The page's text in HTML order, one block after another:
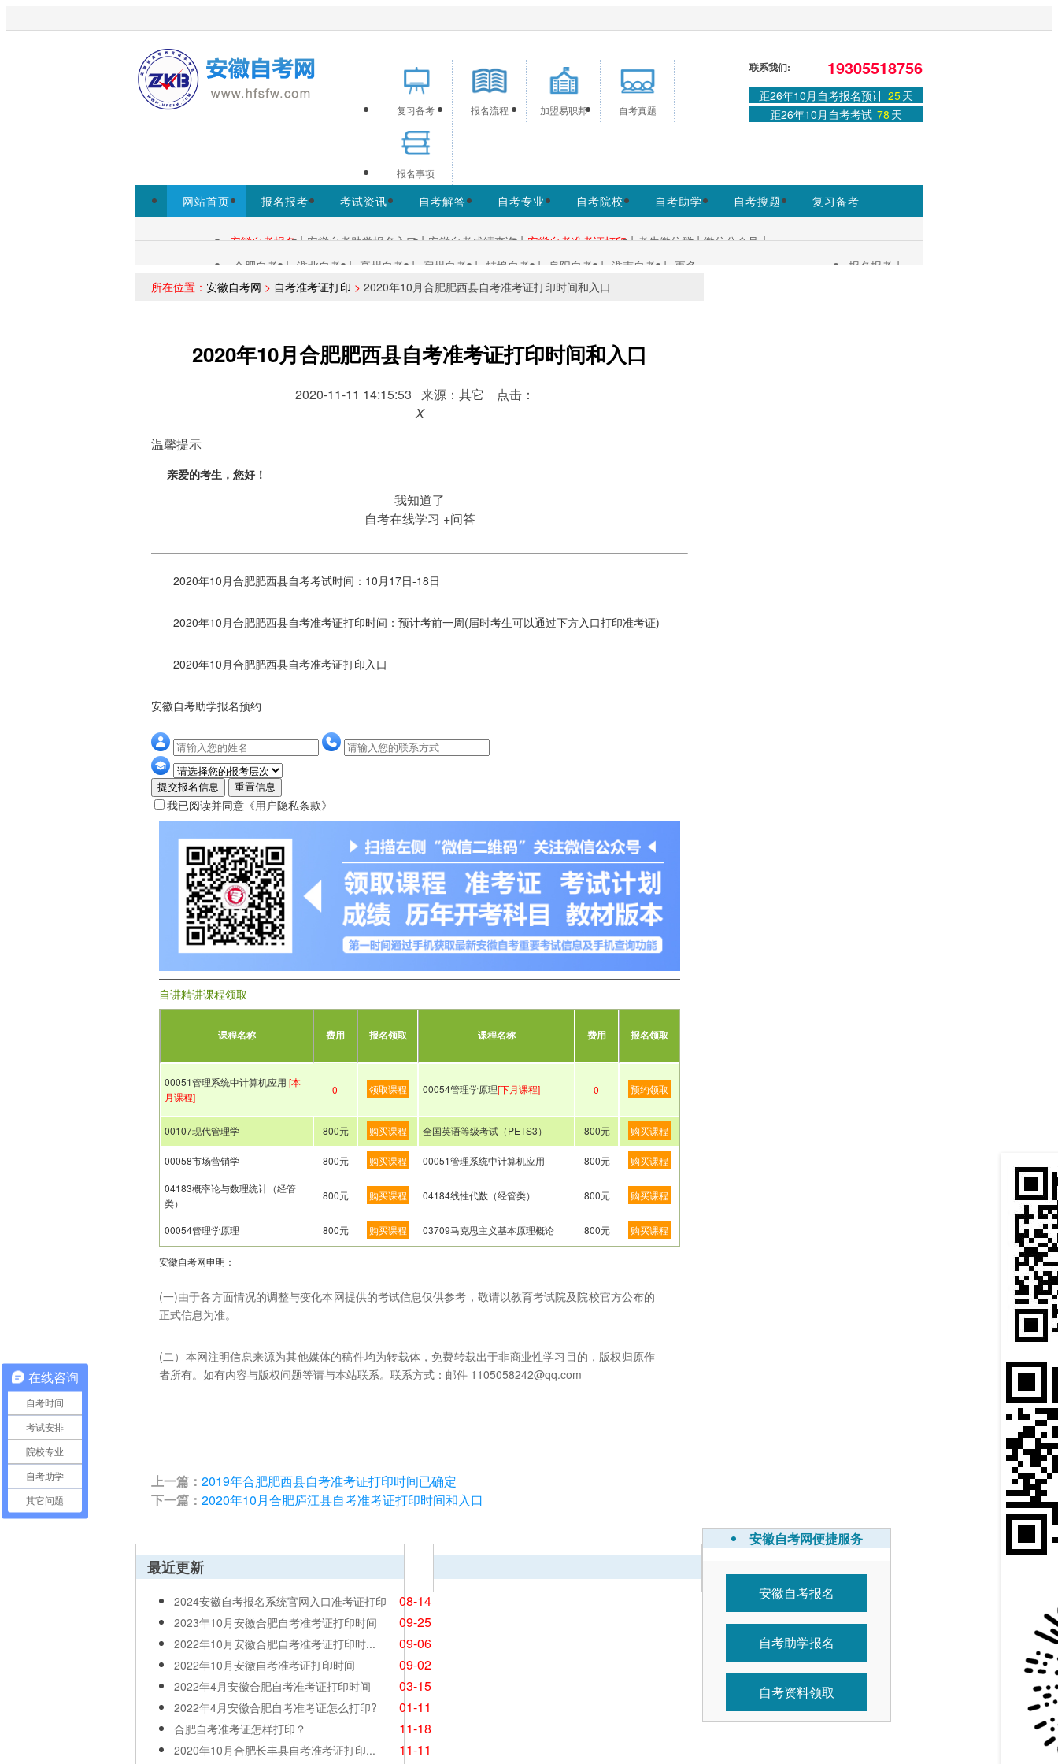
欢迎来到安徽自考网！为考生提供安徽自考信息服务，网站信息供学习交流使用，非政府官方网站，官方信息以安徽教育考试院
www.ahzsks.cn为准。
免费领取课程
免费课程
复习备考 报名流程 加盟易职邦 自考真题
报名事项
联系我们: 19305518756
距26年10月自考报名预计 25天
距26年10月自考考试 78 天
网站首页 报名报考 考试资讯 自考解答 自考专业 自考院校 自考助学 自考搜题
复习备考
安徽自考报名 | 安徽自考助学报名入口 | 安徽自考成绩查询 | 安徽自考准考证打印 | 考生微信群 | 微信公众号 |
各区自考：
合肥自考 | 淮北自考 | 亳州自考 | 宿州自考 | 蚌埠自考 | 阜阳自考 | 淮南自考 | 更多+
报名报考 |
所在位置： 安徽自考网 > 自考准考证打印 > 2020年10月合肥肥西县自考准考证打印时间和入口
2020年10月合肥肥西县自考准考证打印时间和入口
2020-11-11 14:15:53 来源：其它 点击：
X
温馨提示
亲爱的考生，您好！
我知道了
自考在线学习 +问答
2020年10月合肥肥西县自考考试时间：10月17日-18日
2020年10月合肥肥西县自考准考证打印时间：预计考前一周(届时考生可以通过下方入口打印准考证)
2020年10月合肥肥西县自考准考证打印入口
安徽自考助学报名预约
提交报名信息 重置信息
我已阅读并同意 《用户隐私条款》
自讲精讲课程领取
课程名称 费用 报名领取 课程名称 费用 报名领取
00051管理系统中计算机应用 [本
月课程]
0 领取课程 00054管理学原理[下月课程] 0 预约领取
00107现代管理学 800元 购买课程 全国英语等级考试（PETS3） 800元 购买课程
00058市场营销学 800元 购买课程 00051管理系统中计算机应用 800元 购买课程
04183概率论与数理统计（经管
类）
800元 购买课程 04184线性代数（经管类） 800元 购买课程
00054管理学原理 800元 购买课程 03709马克思主义基本原理概论 800元 购买课程
安徽自考网申明：
(一)由于各方面情况的调整与变化本网提供的考试信息仅供参考，敬请以教育考试院及院校官方公布的
正式信息为准。
(二）本网注明信息来源为其他媒体的稿件均为转载体，免费转载出于非商业性学习目的，版权归原作
者所有。如有内容与版权问题等请与本站联系。联系方式：邮件 1105058242@qq.com
上一篇： 2019年合肥肥西县自考准考证打印时间已确定
下一篇： 2020年10月合肥庐江县自考准考证打印时间和入口
最近更新
2024安徽自考报名系统官网入口准考证打印 08-14
2023年10月安徽合肥自考准考证打印时间 09-25
2022年10月安徽合肥自考准考证打印时... 09-06
2022年10月安徽自考准考证打印时间 09-02
2022年4月安徽合肥自考准考证打印时间 03-15
2022年4月安徽合肥自考准考证怎么打印? 01-11
合肥自考准考证怎样打印？ 11-18
2020年10月合肥长丰县自考准考证打印... 11-11
安徽自考网便捷服务
安徽自考报名
自考助学报名
自考资料领取
在线咨询
自考时间
考试安排
院校专业
自考助学
其它问题